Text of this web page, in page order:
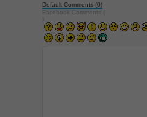
Default Comments (0)
Facebook Comments (
)